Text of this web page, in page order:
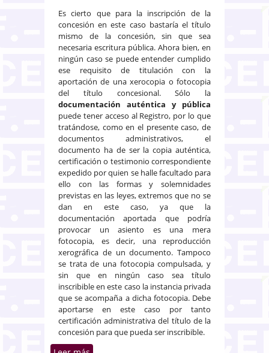
Es cierto que para la inscripción de la
concesión en este caso bastaría el título
mismo de la concesión, sin que sea
necesaria escritura pública. Ahora bien, en
ningún caso se puede entender cumplido
ese requisito de titulación con la
aportación de una xerocopia o fotocopia
del título concesional. Sólo la
documentación auténtica y pública
puede tener acceso al Registro, por lo que
tratándose, como en el presente caso, de
documentos administrativos, el
documento ha de ser la copia auténtica,
certificación o testimonio correspondiente
expedido por quien se halle facultado para
ello con las formas y solemnidades
previstas en las leyes, extremos que no se
dan en este caso, ya que la
documentación aportada que podría
provocar un asiento es una mera
fotocopia, es decir, una reproducción
xerográfica de un documento. Tampoco
se trata de una fotocopia compulsada, y
sin que en ningún caso sea título
inscribible en este caso la instancia privada
que se acompaña a dicha fotocopia. Debe
aportarse en este caso por tanto
certificación administrativa del título de la
concesión para que pueda ser inscribible.